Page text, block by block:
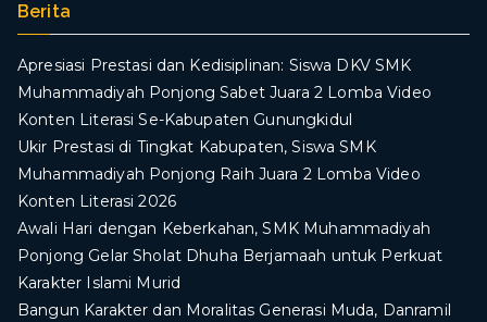
Berita
Apresiasi Prestasi dan Kedisiplinan: Siswa DKV SMK
Muhammadiyah Ponjong Sabet Juara 2 Lomba Video
Konten Literasi Se-Kabupaten Gunungkidul
Ukir Prestasi di Tingkat Kabupaten, Siswa SMK
Muhammadiyah Ponjong Raih Juara 2 Lomba Video
Konten Literasi 2026
Awali Hari dengan Keberkahan, SMK Muhammadiyah
Ponjong Gelar Sholat Dhuha Berjamaah untuk Perkuat
Karakter Islami Murid
Bangun Karakter dan Moralitas Generasi Muda, Danramil